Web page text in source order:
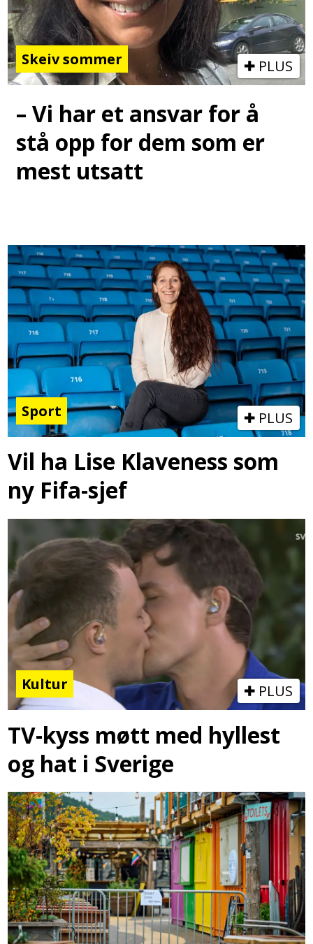
Skeiv sommer PLUS
– Vi har et ansvar for å
stå opp for dem som er
mest utsatt
Sport PLUS
Vil ha Lise Klaveness som
ny Fifa-sjef
Kultur PLUS
TV-kyss møtt med hyllest
og hat i Sverige